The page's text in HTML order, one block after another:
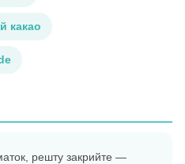
какао
решту закрийте —